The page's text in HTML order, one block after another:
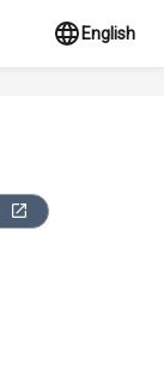
English